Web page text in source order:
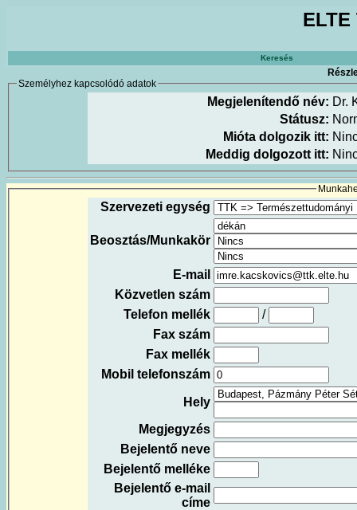
Keresés
Személyhez kapcsolódó adatok
Megjelenítendő név: Dr.
Státusz:
Mióta dolgozik itt:
Meddig dolgozott itt:
Szervezeti egység
Beosztás/Munkakör
E-mail
Közvetlen szám
Telefon mellék
/
Fax szám
Fax mellék
Mobil telefonszám
Hely
Megjegyzés
Bejelentő neve
Bejelentő melléke
Bejelentő e-mail
címe